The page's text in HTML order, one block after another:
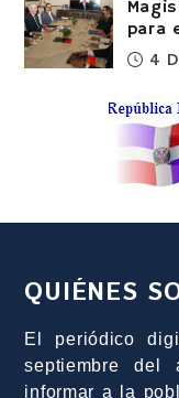
para
4
QUIÉNES
El periódico
septiembre
informar a la